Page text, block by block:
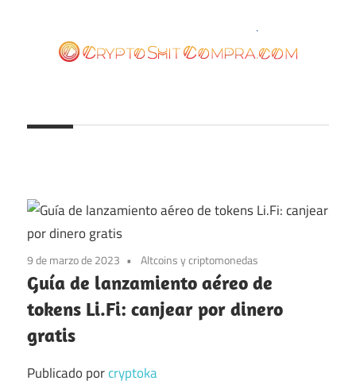
contenido
9 de marzo de 2023 Altcoins y criptomonedas
Guía de lanzamiento aéreo de
tokens Li.Fi: canjear por dinero
gratis
Publicado porcryptoka